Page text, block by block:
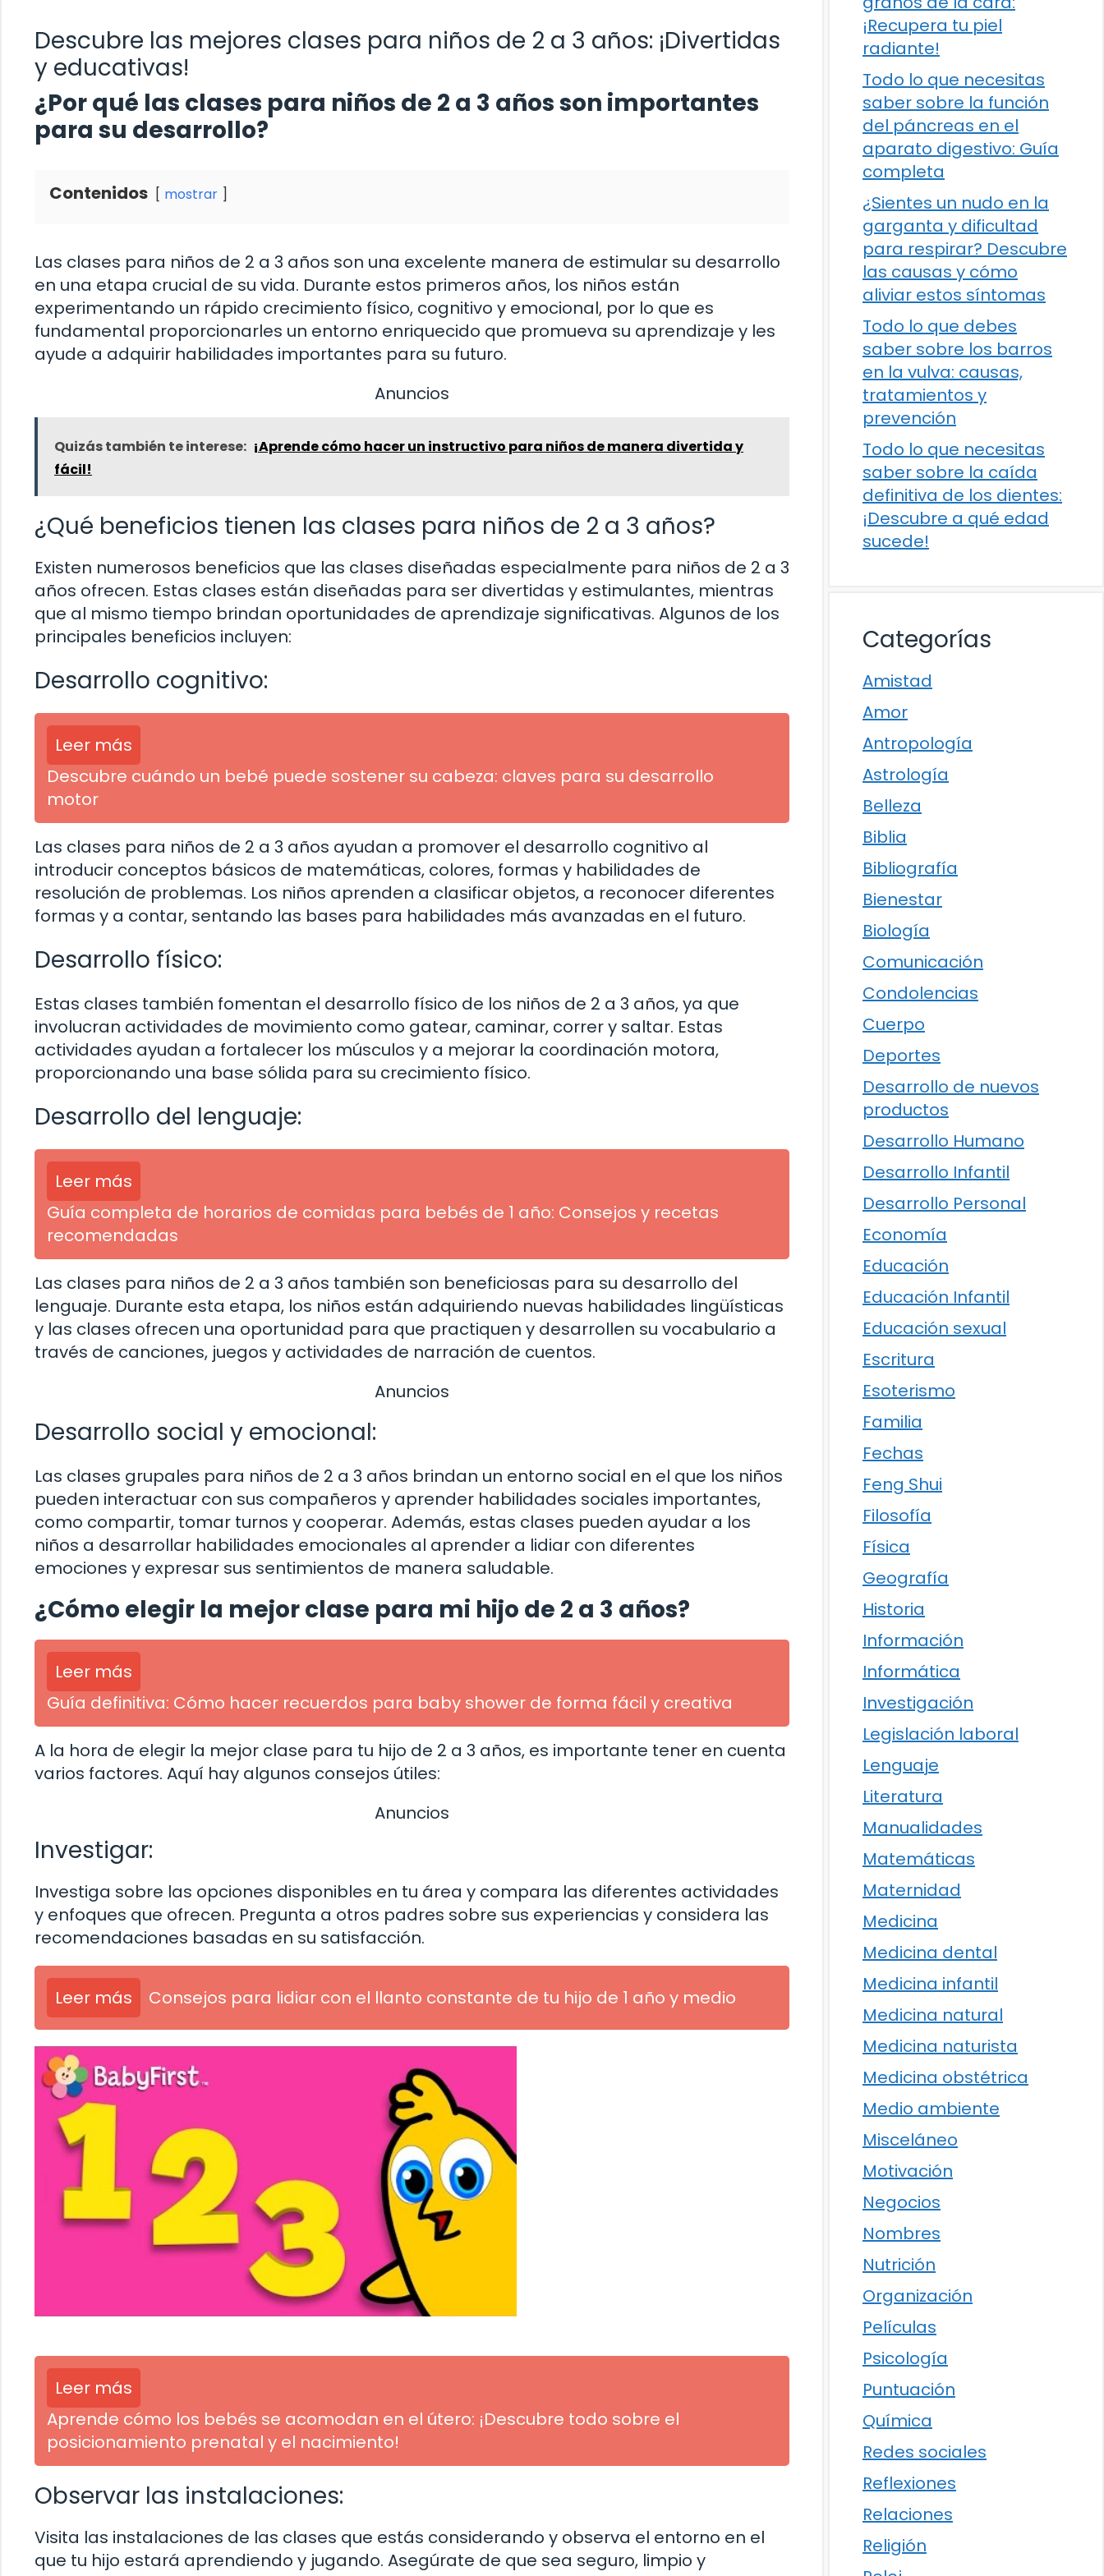
Descubre las mejores clases para niños de 2 a 3 años: ¡Divertidas
y educativas!
¿Por qué las clases para niños de 2 a 3 años son importantes
para su desarrollo?
Contenidos mostrar
Las clases para niños de 2 a 3 años son una excelente manera de estimular su desarrollo
en una etapa crucial de su vida. Durante estos primeros años, los niños están
experimentando un rápido crecimiento físico, cognitivo y emocional, por lo que es
fundamental proporcionarles un entorno enriquecido que promueva su aprendizaje y les
ayude a adquirir habilidades importantes para su futuro.
Anuncios
Quizás también te interese: ¡Aprende cómo hacer un instructivo para niños de manera divertida y
fácil!
¿Qué beneficios tienen las clases para niños de 2 a 3 años?
Existen numerosos beneficios que las clases diseñadas especialmente para niños de 2 a 3
años ofrecen. Estas clases están diseñadas para ser divertidas y estimulantes, mientras
que al mismo tiempo brindan oportunidades de aprendizaje significativas. Algunos de los
principales beneficios incluyen:
Desarrollo cognitivo:
Leer más
Descubre cuándo un bebé puede sostener su cabeza: claves para su desarrollo
motor
Las clases para niños de 2 a 3 años ayudan a promover el desarrollo cognitivo al
introducir conceptos básicos de matemáticas, colores, formas y habilidades de
resolución de problemas. Los niños aprenden a clasificar objetos, a reconocer diferentes
formas y a contar, sentando las bases para habilidades más avanzadas en el futuro.
Desarrollo físico:
Estas clases también fomentan el desarrollo físico de los niños de 2 a 3 años, ya que
involucran actividades de movimiento como gatear, caminar, correr y saltar. Estas
actividades ayudan a fortalecer los músculos y a mejorar la coordinación motora,
proporcionando una base sólida para su crecimiento físico.
Desarrollo del lenguaje:
Leer más
Guía completa de horarios de comidas para bebés de 1 año: Consejos y recetas
recomendadas
Las clases para niños de 2 a 3 años también son beneficiosas para su desarrollo del
lenguaje. Durante esta etapa, los niños están adquiriendo nuevas habilidades lingüísticas
y las clases ofrecen una oportunidad para que practiquen y desarrollen su vocabulario a
través de canciones, juegos y actividades de narración de cuentos.
Anuncios
Desarrollo social y emocional:
Las clases grupales para niños de 2 a 3 años brindan un entorno social en el que los niños
pueden interactuar con sus compañeros y aprender habilidades sociales importantes,
como compartir, tomar turnos y cooperar. Además, estas clases pueden ayudar a los
niños a desarrollar habilidades emocionales al aprender a lidiar con diferentes
emociones y expresar sus sentimientos de manera saludable.
¿Cómo elegir la mejor clase para mi hijo de 2 a 3 años?
Leer más
Guía definitiva: Cómo hacer recuerdos para baby shower de forma fácil y creativa
A la hora de elegir la mejor clase para tu hijo de 2 a 3 años, es importante tener en cuenta
varios factores. Aquí hay algunos consejos útiles:
Anuncios
Investigar:
Investiga sobre las opciones disponibles en tu área y compara las diferentes actividades
y enfoques que ofrecen. Pregunta a otros padres sobre sus experiencias y considera las
recomendaciones basadas en su satisfacción.
Leer más Consejos para lidiar con el llanto constante de tu hijo de 1 año y medio
Leer más
Aprende cómo los bebés se acomodan en el útero: ¡Descubre todo sobre el
posicionamiento prenatal y el nacimiento!
Observar las instalaciones:
Visita las instalaciones de las clases que estás considerando y observa el entorno en el
que tu hijo estará aprendiendo y jugando. Asegúrate de que sea seguro, limpio y
¡Recupera tu piel
radiante!
Todo lo que necesitas
saber sobre la función
del páncreas en el
aparato digestivo: Guía
completa
¿Sientes un nudo en la
garganta y dificultad
para respirar? Descubre
las causas y cómo
aliviar estos síntomas
Todo lo que debes
saber sobre los barros
en la vulva: causas,
tratamientos y
prevención
Todo lo que necesitas
saber sobre la caída
definitiva de los dientes:
¡Descubre a qué edad
sucede!
Categorías
Amistad
Amor
Antropología
Astrología
Belleza
Biblia
Bibliografía
Bienestar
Biología
Comunicación
Condolencias
Cuerpo
Deportes
Desarrollo de nuevos
productos
Desarrollo Humano
Desarrollo Infantil
Desarrollo Personal
Economía
Educación
Educación Infantil
Educación sexual
Escritura
Esoterismo
Familia
Fechas
Feng Shui
Filosofía
Física
Geografía
Historia
Información
Informática
Investigación
Legislación laboral
Lenguaje
Literatura
Manualidades
Matemáticas
Maternidad
Medicina
Medicina dental
Medicina infantil
Medicina natural
Medicina naturista
Medicina obstétrica
Medio ambiente
Misceláneo
Motivación
Negocios
Nombres
Nutrición
Organización
Películas
Psicología
Puntuación
Química
Redes sociales
Reflexiones
Relaciones
Religión